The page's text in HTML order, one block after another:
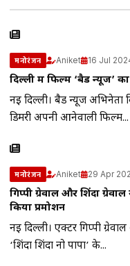
मनोरंजन Aniket 16 Jul
दिल्ली में फिल्म ‘बैड न्यूज’
नई दिल्ली। बैड न्यूज अभिनेता
डिमरी अपनी आनेवाली फिल्म...
मनोरंजन Aniket 29 Apr
गिप्पी ग्रेवाल और शिंदा
किया प्रमोशन
नई दिल्ली। एक्टर गिप्पी
‘शिंदा शिंदा नो पापा’ के...